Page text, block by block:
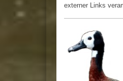
externer Links